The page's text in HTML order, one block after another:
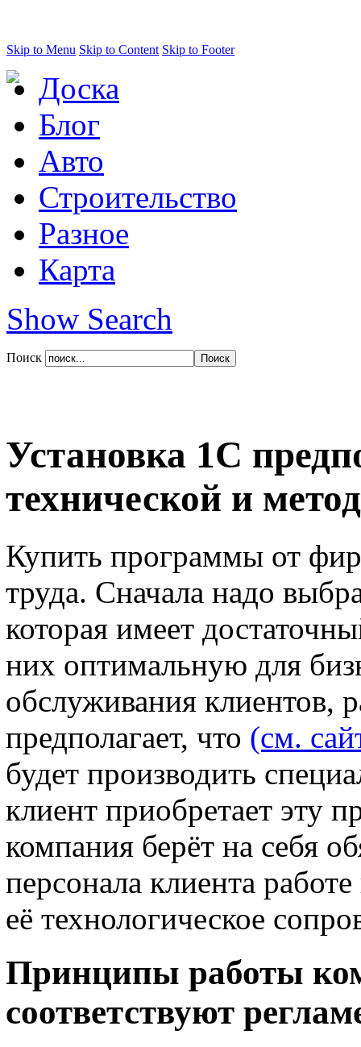
Skip to Menu Skip to Content Skip to Footer
Доска
Блог
Авто
Строительство
Разное
Карта
Show Search
Поиск
Установка 1С
технической и
Купить программы от
труда. Сначала надо
которая имеет
них оптимальную для
обслуживания клиентов,
предполагает, что (см.
будет производить
клиент приобретает эту
компания берёт на себя
персонала клиента
её технологическое
Принципы работы
соответствуют